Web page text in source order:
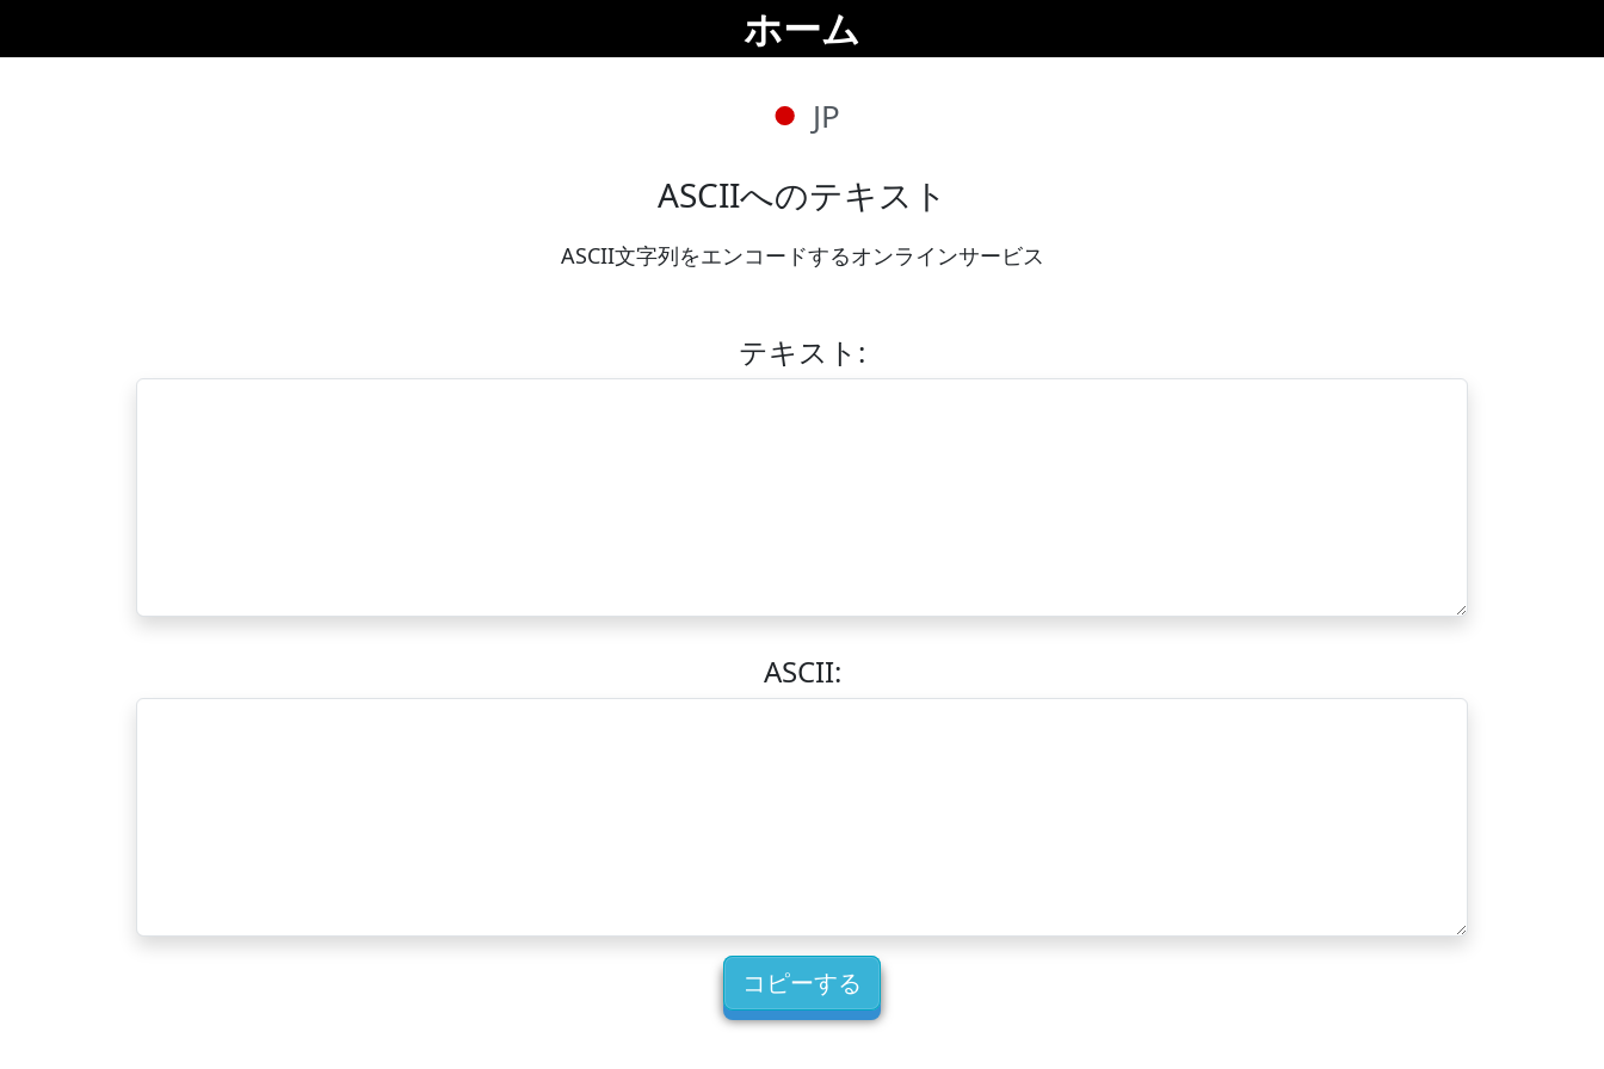
ホーム
JP
ASCIIへのテキスト
ASCII文字列をエンコードするオンラインサービス
テキスト:
ASCII:
コピーする